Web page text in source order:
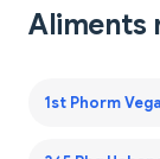
Aliments
1st Phorm